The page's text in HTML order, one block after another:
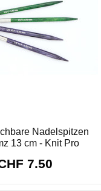
Nadelspitzen
13 cm - Knit Pro
7.50